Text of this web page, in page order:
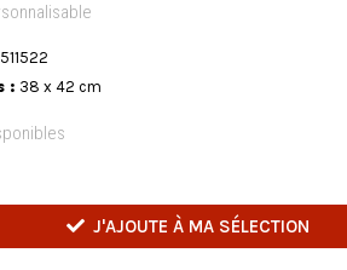
: 38 x 42 cm
J'AJOUTE À MA SÉLECTION